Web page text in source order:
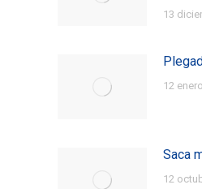
13
12
Saca
12